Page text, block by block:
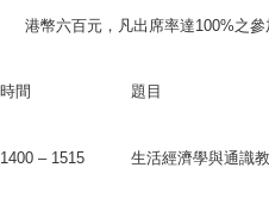
港幣六百元，凡出席率達100%之
時間 題目
1400 – 1515 生活經濟學與通識